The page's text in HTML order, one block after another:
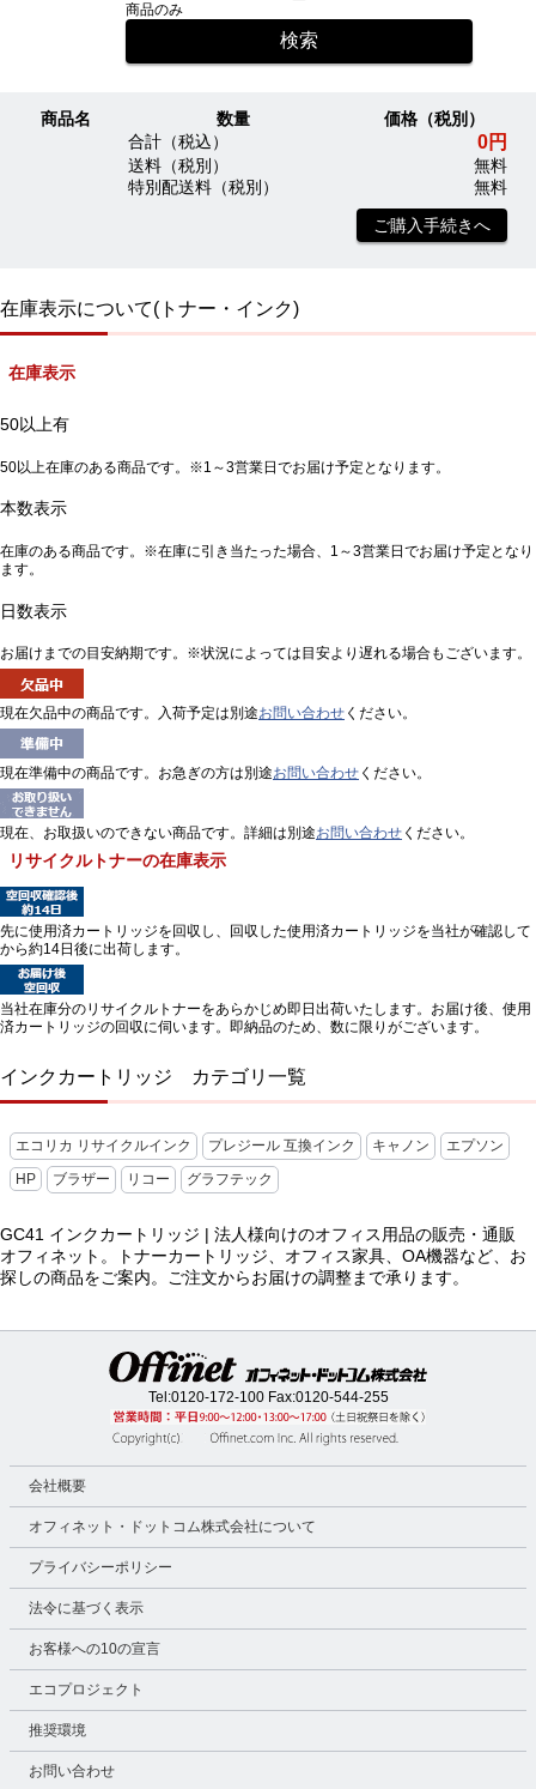
商品のみ
商品名 数量
価格（税別）
合計（税込）
0円
送料（税別）
無料
特別配送料（税別）
無料
ご購入手続きへ
在庫表示について(トナー・インク)
在庫表示
50以上有
50以上在庫のある商品です。※1～3営業日でお届け予定となります。
本数表示
在庫のある商品です。※在庫に引き当たった場合、1～3営業日でお届け予定となり
ます。
日数表示
お届けまでの目安納期です。※状況によっては目安より遅れる場合もございます。
現在欠品中の商品です。入荷予定は別途お問い合わせ ください。
現在準備中の商品です。お急ぎの方は別途お問い合わせ ください。
現在、お取扱いのできない商品です。詳細は別途お問い合わせ ください。
リサイクルトナーの在庫表示
先に使用済カートリッジを回収し、回収した使用済カートリッジを当社が確認して
から約14日後に出荷します。
当社在庫分のリサイクルトナーをあらかじめ即日出荷いたします。お届け後、使用
済カートリッジの回収に伺います。即納品のため、数に限りがございます。
インクカートリッジ カテゴリ一覧
エコリカ リサイクルインク プレジール 互換インク キャノン エプソン
HP ブラザー リコー グラフテック
GC41 インクカートリッジ | 法人様向けのオフィス用品の販売・通販
オフィネット。トナーカートリッジ、オフィス家具、OA機器など、お
探しの商品をご案内。ご注文からお届けの調整まで承ります。
Tel:0120-172-100Fax:0120-544-255
会社概要
オフィネット・ドットコム株式会社について
プライバシーポリシー
法令に基づく表示
お客様への10の宣言
エコプロジェクト
推奨環境
お問い合わせ